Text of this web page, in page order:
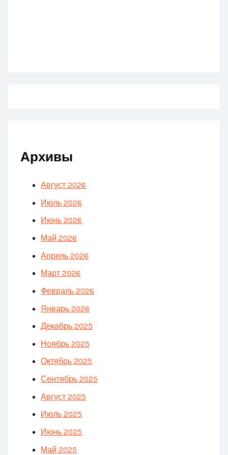
Архивы
Август 2026
Июль 2026
Июнь 2026
Май 2026
Апрель 2026
Март 2026
Февраль 2026
Январь 2026
Декабрь 2025
Ноябрь 2025
Октябрь 2025
Сентябрь 2025
Август 2025
Июль 2025
Июнь 2025
Май 2025